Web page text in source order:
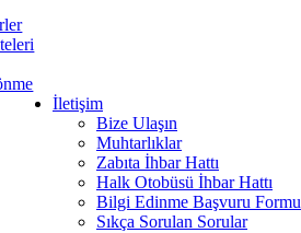
İletişim
Bize Ulaşın
Muhtarlıklar
Zabıta İhbar Hattı
Halk Otobüsü İhbar Hattı
Bilgi Edinme Başvuru Formu
Sıkça Sorulan Sorular